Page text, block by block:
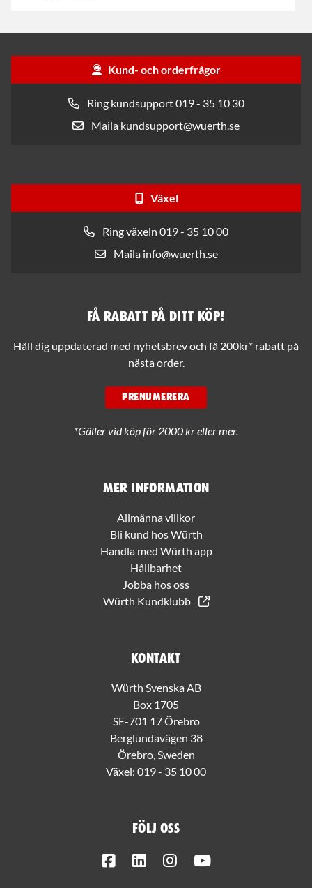
Kund- och orderfrågor
Ring kundsupport 019 - 35 10 30
Maila kundsupport@wuerth.se
Växel
Ring växeln 019 - 35 10 00
Maila info@wuerth.se
Mer information
Allmänna villkor
Bli kund hos Würth
Handla med Würth app
Hållbarhet
Jobba hos oss
Würth Kundklubb
Kontakt
Würth Svenska AB
Box 1705
SE-701 17 Örebro
Berglundavägen 38
Örebro, Sweden
Växel: 019 - 35 10 00
Följ oss
FacebookLinkedInInstagram
Få rabatt på ditt köp!
Håll dig uppdaterad med nyhetsbrev och få 200kr* rabatt på
nästa order.
PRENUMERERA
*Gäller vid köp för 2000 kr eller mer.